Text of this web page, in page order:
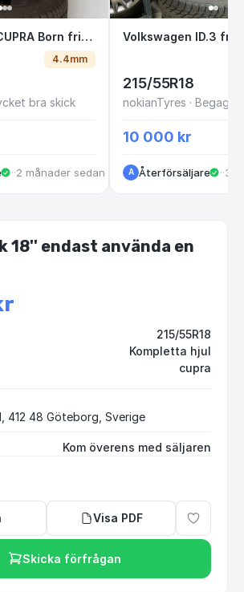
CUPRA Born friktion på
Vinterhjul 18” CUPRA Born friktion på Originalfälg
4.4mm
bra skick
·Göteborg
·2 månader sedan
Volkswagen
215/55R18
10 000 kr
A Återförsäljare ··3
18'' endast använda en
215/55R18
Kompletta hjul
cupra
412 48 Göteborg, Sverige
Kom överens med säljaren
Visa PDF
Skicka förfrågan